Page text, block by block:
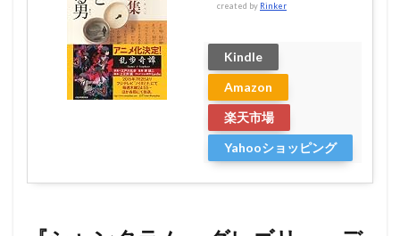
created by Rinker
Kindle
Amazon
楽天市場
Yahooショッピング